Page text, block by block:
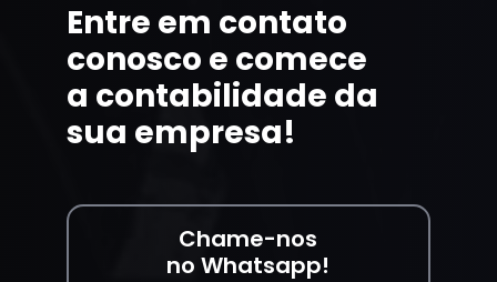
Entre em contato
conosco e comece
a contabilidade da
sua empresa!
Chame-nos
no Whatsapp!